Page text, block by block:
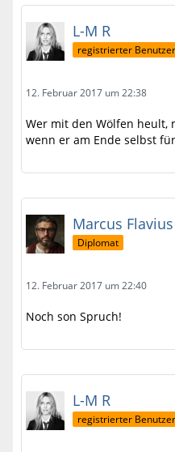
L-M R
registrierter Benutzer
12. Februar 2017 um 22:38
Wer mit den Wölfen heult,
wenn er am Ende selbst
Marcus
Diplomat
12. Februar 2017 um 22:40
Noch son Spruch!
L-M R
registrierter Benutzer